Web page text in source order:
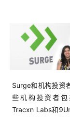
Surge和机构投资
些机构投资者包
Tracxn Labs和